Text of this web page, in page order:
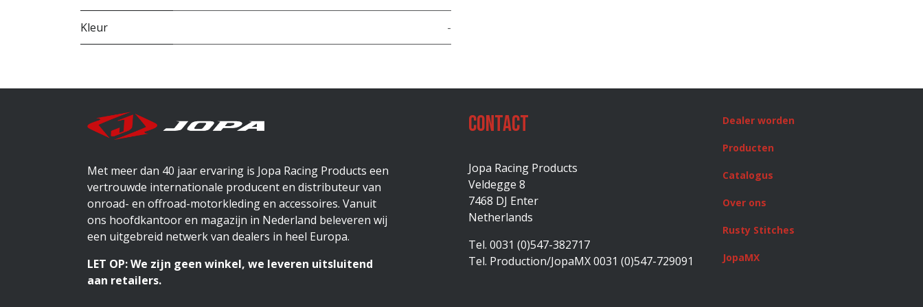
Kleur -
Met meer dan 40 jaar ervaring is Jopa Racing Products een
vertrouwde internationale producent en distributeur van
onroad- en offroad-motorkleding en accessoires. Vanuit
ons hoofdkantoor en magazijn in Nederland beleveren wij
een uitgebreid netwerk van dealers in heel Europa.
LET OP: We zijn geen winkel, we leveren uitsluitend
aan retailers.
Contact
Jopa Racing Products
Veldegge 8
7468 DJ Enter
Netherlands
Tel. 0031 (0)547-382717
Tel. Production/JopaMX 0031 (0)547-729091
Dealer worden
Producten
Catalogus
Over ons
Rusty Stitches
JopaMX